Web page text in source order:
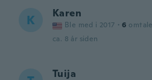
K Karen
Ble med i 2017 · 6
ca. 8 år siden
Tuija